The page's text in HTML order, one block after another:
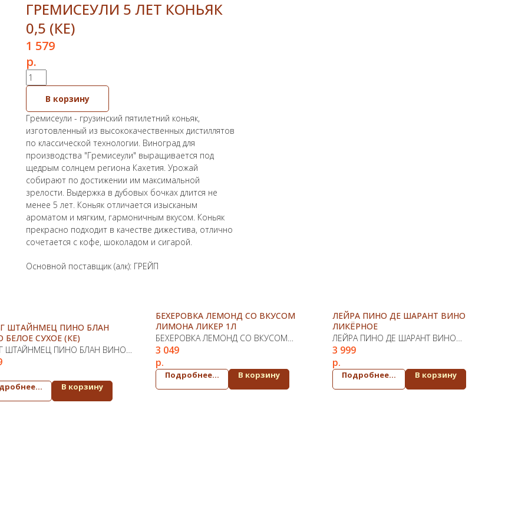
ГРЕМИСЕУЛИ 5 ЛЕТ КОНЬЯК
0,5 (КЕ)
1 579
р.
В корзину
Гремисеули - грузинский пятилетний коньяк,
изготовленный из высококачественных дистиллятов
по классической технологии. Виноград для
производства "Гремисеули" выращивается под
щедрым солнцем региона Кахетия. Урожай
собирают по достижении им максимальной
зрелости. Выдержка в дубовых бочках длится не
менее 5 лет. Коньяк отличается изысканым
ароматом и мягким, гармоничным вкусом. Коньяк
прекрасно подходит в качестве дижестива, отлично
сочетается с кофе, шоколадом и сигарой.
Основной поставщик (алк): ГРЕЙП
ШТАЙНМЕЦ ПИНО БЛАН
БЕЛОЕ СУХОЕ (КЕ)
ШТАЙНМЕЦ ПИНО БЛАН ВИНО
СУХОЕ (КЕ)
В корзину
БЕХЕРОВКА ЛЕМОНД СО ВКУСОМ
ЛИМОНА ЛИКЕР 1Л
БЕХЕРОВКА ЛЕМОНД СО ВКУСОМ
ЛИМОНА ЛИКЕР 1Л
3 049
р.
Подробнее... В корзину
ЛЕЙРА ПИНО ДЕ ШАРАНТ ВИНО
ЛИКЁРНОЕ
ЛЕЙРА ПИНО ДЕ ШАРАНТ ВИНО
ЛИКЁРНОЕ
3 999
р.
Подробнее... В корзину